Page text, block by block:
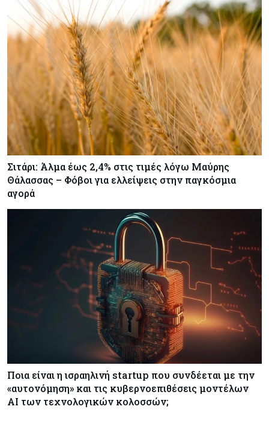
Σιτάρι: Άλμα έως 2,4% στις τιμές λόγω Μαύρης
Θάλασσας – Φόβοι για ελλείψεις στην παγκόσμια
αγορά
Ποια είναι η ισραηλινή startup που συνδέεται με την
«αυτονόμηση» και τις κυβερνοεπιθέσεις μοντέλων
ΑΙ των τεχνολογικών κολοσσών;